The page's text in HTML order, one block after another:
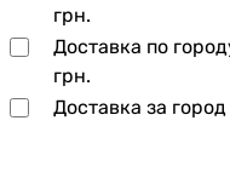
грн.
Доставка по
грн.
Доставка за